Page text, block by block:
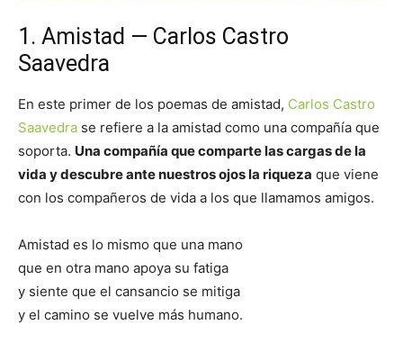
1. Amistad — Carlos Castro
Saavedra
En este primer de los poemas de amistad, Carlos Castro
Saavedra se refiere a la amistad como una compañía que
soporta. Una compañía que comparte las cargas de la
vida y descubre ante nuestros ojos la riqueza que viene
con los compañeros de vida a los que llamamos amigos.
Amistad es lo mismo que una mano
que en otra mano apoya su fatiga
y siente que el cansancio se mitiga
y el camino se vuelve más humano.